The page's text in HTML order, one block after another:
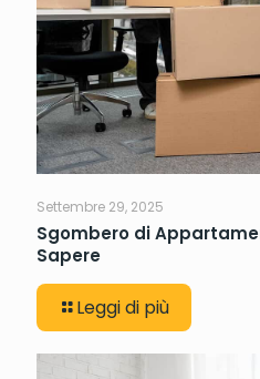
Settembre 29, 2025
Sgombero di
Sapere
Leggi di più